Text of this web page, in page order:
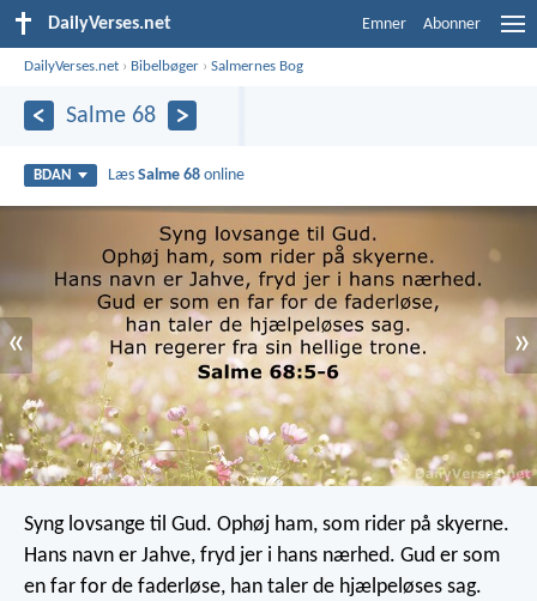
DailyVerses.net Emner Abonner
DailyVerses.net › Bibelbøger ›Salmernes Bog
Salme 68
BDAN LæsSalme 68 online
« »
Syng lovsange til Gud. Ophøj ham, som rider på skyerne.
Hans navn er Jahve, fryd jer i hans nærhed. Gud er som
en far for de faderløse, han taler de hjælpeløses sag.